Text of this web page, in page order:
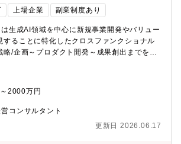
せる領域、もしくは貢献領域が大きいプロ
されます。■コンサルティングの特徴成果主
クライアントに確実に成果を届け、中長期的
までをリードします。経営にはあらゆる要素
ため、当社の支援では、一部門や一機能を
括的な経営支援を行う「成果創出型のコンサ
（M&A後の統合）支援 － 経営・組織体制設
カルチャー統合 － 業務オペレーション統
タレントマネジメント設計 －
上場企業 副業制度あり
生成AI領域を中心に新規事業開発やバリュー
することに特化したクロスファンクショナル
略/企画～プロダクト開発～成果創出までを一
solution/ai/generative-ai-
よる新規事業開発支援ニーズの高まりを踏ま
ともに増員募集を行っております。生成AIに
変革が求められる背景インターネットの隆盛
くの企業においては既存事業だけでは継続成
2000万円
コンサルタント
更新日 2026.06.17